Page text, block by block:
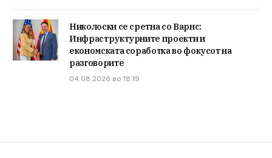
Николоски се сретна со Варнс:
Инфраструктурните проекти и
економската соработка во фокусот на
разговорите
04.08.2026 во 18:19